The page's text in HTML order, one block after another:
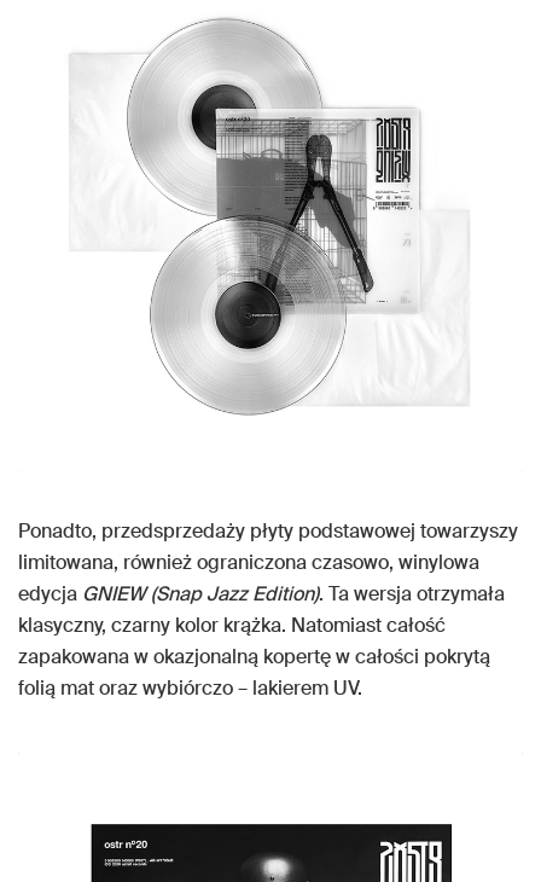
Ponadto, przedsprzedaży płyty podstawowej towarzyszy
limitowana, również ograniczona czasowo, winylowa
edycja GNIEW (Snap Jazz Edition). Ta wersja otrzymała
klasyczny, czarny kolor krążka. Natomiast całość
zapakowana w okazjonalną kopertę w całości pokrytą
folią mat oraz wybiórczo – lakierem UV.